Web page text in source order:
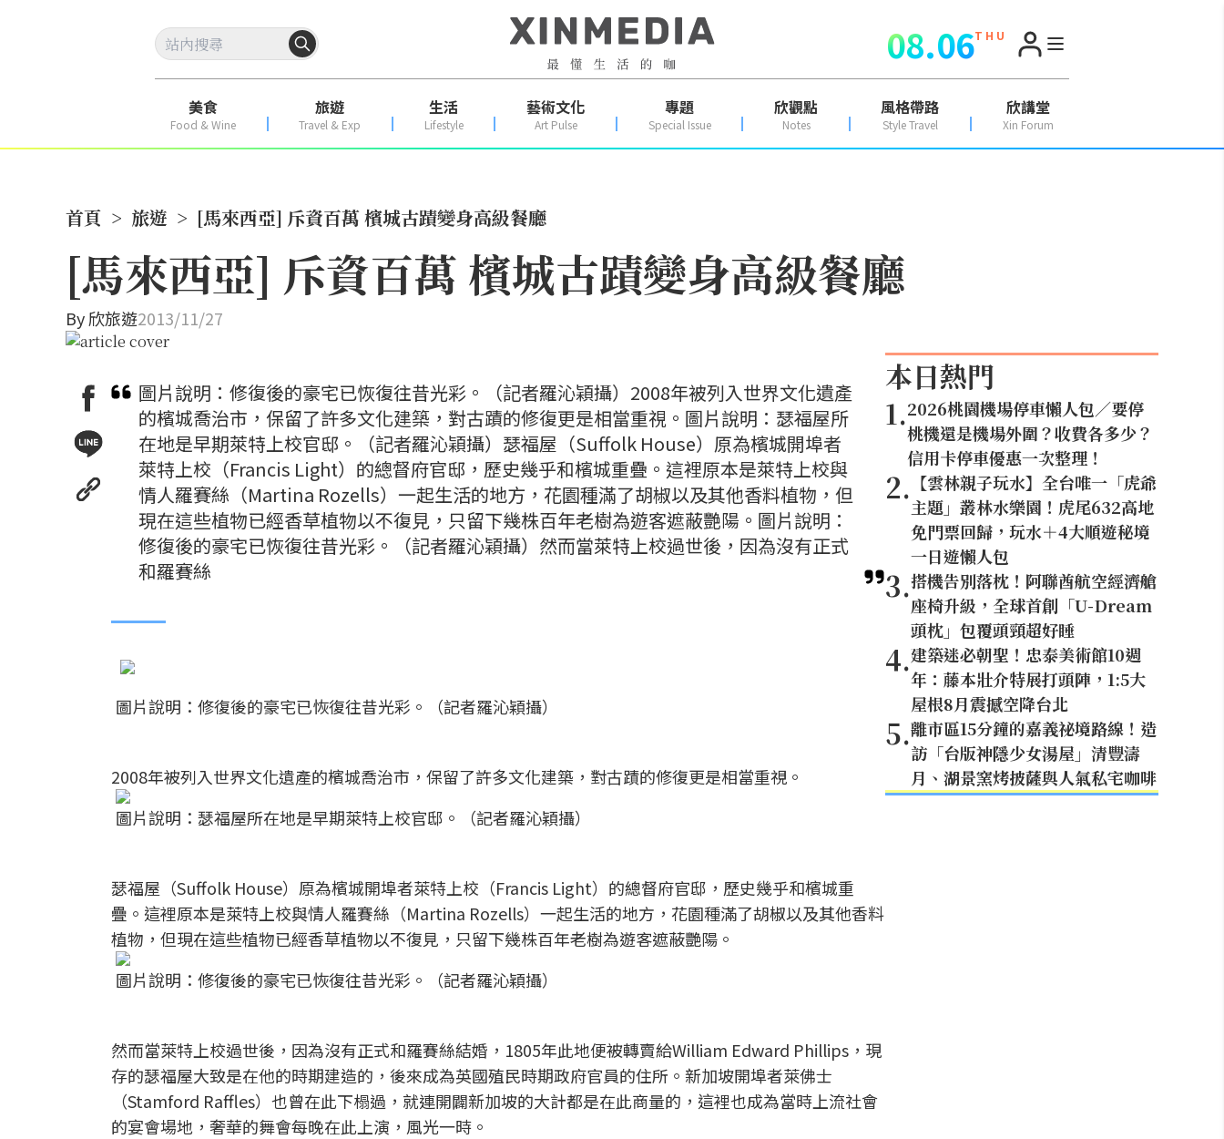
08.06T H U
美食
Food & Wine
旅遊
Travel & Exp
生活
Lifestyle
藝術文化
Art Pulse
專題
Special Issue
欣觀點
Notes
風格帶路
Style Travel
欣講堂
Xin Forum
首頁 > 旅遊 > [馬來西亞] 斥資百萬 檳城古蹟變身高級餐廳
[馬來西亞] 斥資百萬 檳城古蹟變身高級餐廳
By欣旅遊2013/11/27
圖片說明：修復後的豪宅已恢復往昔光彩。（記者羅沁穎攝）2008年被列入世界文化遺產
的檳城喬治市，保留了許多文化建築，對古蹟的修復更是相當重視。圖片說明：瑟福屋所
在地是早期萊特上校官邸。（記者羅沁穎攝）瑟福屋（Suffolk House）原為檳城開埠者
萊特上校（Francis Light）的總督府官邸，歷史幾乎和檳城重疊。這裡原本是萊特上校與
情人羅賽絲（Martina Rozells）一起生活的地方，花園種滿了胡椒以及其他香料植物，但
現在這些植物已經香草植物以不復見，只留下幾株百年老樹為遊客遮蔽艷陽。圖片說明：
修復後的豪宅已恢復往昔光彩。（記者羅沁穎攝）然而當萊特上校過世後，因為沒有正式
和羅賽絲
圖片說明：修復後的豪宅已恢復往昔光彩。（記者羅沁穎攝）
2008年被列入世界文化遺產的檳城喬治市，保留了許多文化建築，對古蹟的修復更是相當重視。
圖片說明：瑟福屋所在地是早期萊特上校官邸。（記者羅沁穎攝）
瑟福屋（Suffolk House）原為檳城開埠者萊特上校（Francis Light）的總督府官邸，歷史幾乎和檳城重
疊。這裡原本是萊特上校與情人羅賽絲（Martina Rozells）一起生活的地方，花園種滿了胡椒以及其他香料
植物，但現在這些植物已經香草植物以不復見，只留下幾株百年老樹為遊客遮蔽艷陽。
圖片說明：修復後的豪宅已恢復往昔光彩。（記者羅沁穎攝）
然而當萊特上校過世後，因為沒有正式和羅賽絲結婚，1805年此地便被轉賣給William Edward Phillips，現
存的瑟福屋大致是在他的時期建造的，後來成為英國殖民時期政府官員的住所。新加坡開埠者萊佛士
（Stamford Raffles）也曾在此下榻過，就連開闢新加坡的大計都是在此商量的，這裡也成為當時上流社會
的宴會場地，奢華的舞會每晚在此上演，風光一時。
本日熱門
1.2026桃園機場停車懶人包／要停
桃機還是機場外圍？收費各多少？
信用卡停車優惠一次整理！
2. 【雲林親子玩水】全台唯一「虎爺
主題」叢林水樂園！虎尾632高地
免門票回歸，玩水＋4大順遊秘境
一日遊懶人包
3.搭機告別落枕！阿聯酋航空經濟艙
座椅升級，全球首創「U-Dream
頭枕」包覆頭頸超好睡
4.建築迷必朝聖！忠泰美術館10週
年：藤本壯介特展打頭陣，1:5大
屋根8月震撼空降台北
5.離市區15分鐘的嘉義祕境路線！造
訪「台版神隱少女湯屋」清豐濤
月、湖景窯烤披薩與人氣私宅咖啡